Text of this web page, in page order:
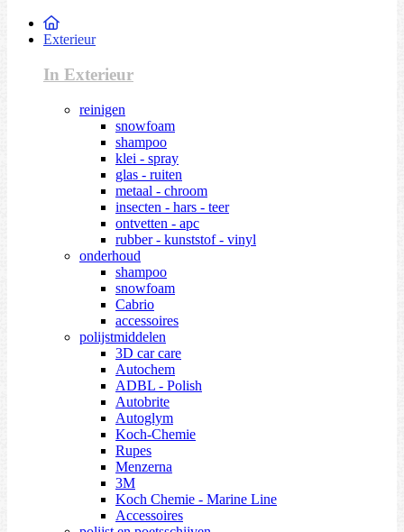
Exterieur
In Exterieur
reinigen
snowfoam
shampoo
klei - spray
glas - ruiten
metaal - chroom
insecten - hars - teer
ontvetten - apc
rubber - kunststof - vinyl
onderhoud
shampoo
snowfoam
Cabrio
accessoires
polijstmiddelen
3D car care
Autochem
ADBL - Polish
Autobrite
Autoglym
Koch-Chemie
Rupes
Menzerna
3M
Koch Chemie - Marine Line
Accessoires